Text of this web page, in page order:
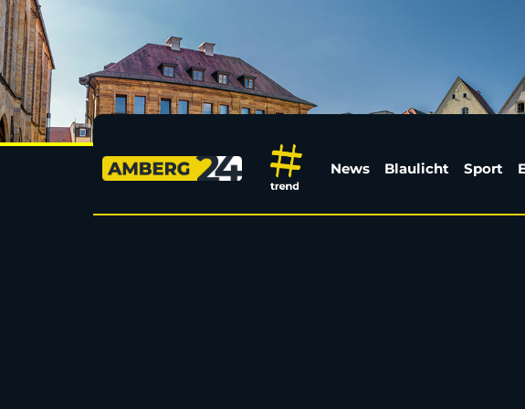
Kümmersbrucker David
News Blaulicht Sport